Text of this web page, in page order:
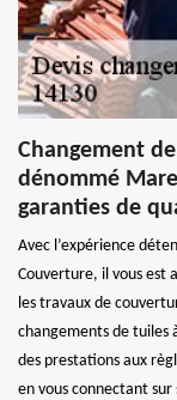
Changement
dénommé
garanties de
Avec l’expérience
Couverture, il vous est
les travaux de
changements de tuiles
des prestations aux
en vous connectant